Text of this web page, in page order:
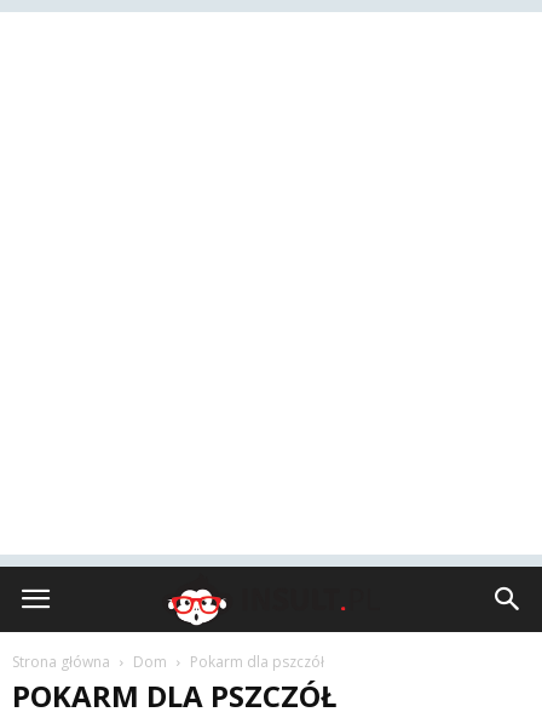
Insult.pl
Strona główna Dom Pokarm dla pszczół
POKARM DLA PSZCZÓŁ